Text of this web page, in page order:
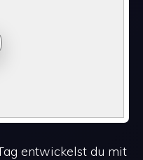
entwickelst du mit